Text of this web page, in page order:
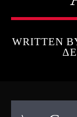
WRITTEN